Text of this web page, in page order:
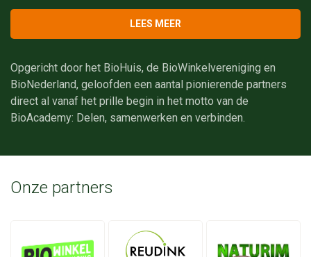
LEES MEER
Opgericht door het BioHuis, de BioWinkelvereniging en
BioNederland, geloofden een aantal pionierende partners
direct al vanaf het prille begin in het motto van de
BioAcademy: Delen, samenwerken en verbinden.
Onze partners